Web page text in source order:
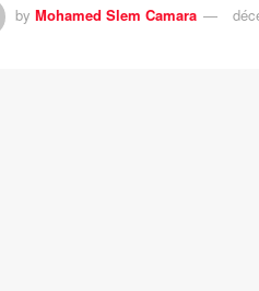
by Mohamed Slem Camara